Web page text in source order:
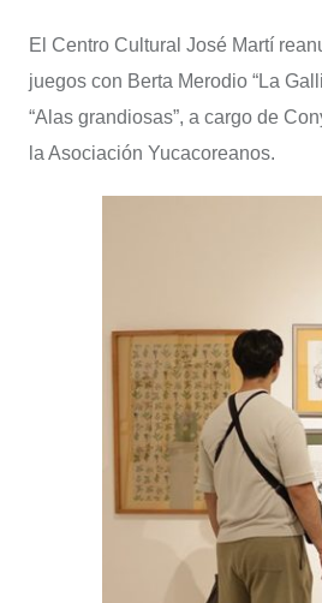
El Centro Cultural José Martí
juegos con Berta Merodio “La
“Alas grandiosas”, a cargo de
la Asociación Yucacoreanos.